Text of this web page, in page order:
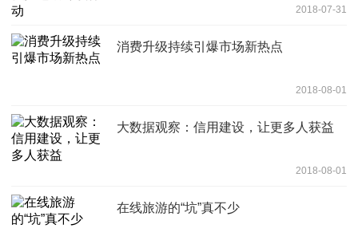
2018-07-31
消费升级持续引爆市场新热点
2018-08-01
大数据观察：信用建设，让更多人获益
2018-08-01
在线旅游的“坑”真不少